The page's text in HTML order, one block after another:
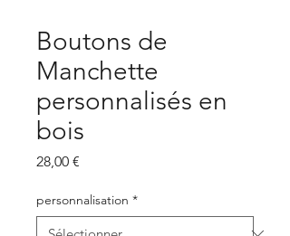
Boutons de
Manchette
personnalisés en
bois
28,00 €
personnalisation *